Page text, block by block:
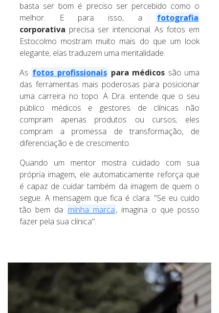
basta ser bom é preciso ser percebido como o
melhor. E para isso, a
fotografia
corporativa precisa ser intencional. As fotos em
Estocolmo mostram muito mais do que um look
elegante; elas traduzem uma mentalidade.
As fotos profissionais para médicos são uma
das ferramentas mais poderosas para posicionar
uma carreira no topo. A Dra. entende que o seu
público médicos e gestores de clínicas não
compram apenas produtos ou cursos; eles
compram a promessa de transformação, de
diferenciação e de crescimento.
Quando um mentor mostra cuidado com sua
própria imagem, ele automaticamente reforça que
é capaz de cuidar também da imagem de quem o
segue. A mensagem que fica é clara: "Se eu cuido
tão bem da minha marca, imagina o que posso
fazer pela sua clínica".